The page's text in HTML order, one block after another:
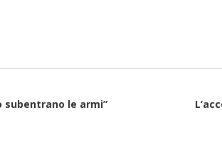
subentrano le armi”